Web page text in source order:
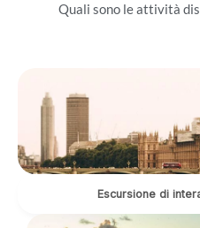
Quali sono le attività
Escursione di